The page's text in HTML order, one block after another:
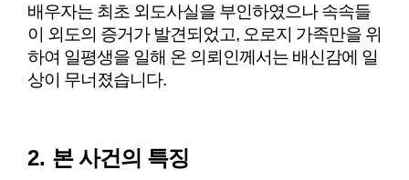
배우자는 최초 외도사실을 부인하였으나 속속들
이 외도의 증거가 발견되었고, 오로지 가족만을 위
하여 일평생을 일해 온 의뢰인께서는 배신감에 일
상이 무너졌습니다.
2. 본 사건의 특징